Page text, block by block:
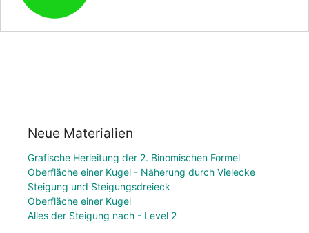
Neue Materialien
Grafische Herleitung der 2. Binomischen Formel
Oberfläche einer Kugel - Näherung durch Vielecke
Steigung und Steigungsdreieck
Oberfläche einer Kugel
Alles der Steigung nach - Level 2